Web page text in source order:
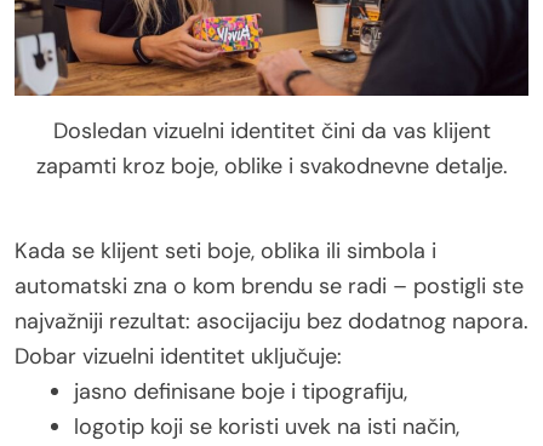
Dosledan vizuelni identitet čini da vas klijent
zapamti kroz boje, oblike i svakodnevne detalje.
Kada se klijent seti boje, oblika ili simbola i
automatski zna o kom brendu se radi – postigli ste
najvažniji rezultat: asocijaciju bez dodatnog napora.
Dobar vizuelni identitet uključuje:
jasno definisane boje i tipografiju,
logotip koji se koristi uvek na isti način,